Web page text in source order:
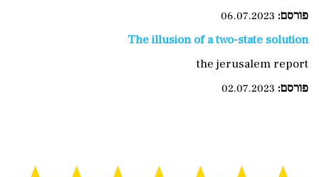
פורסם:
The illusion of a two-state solution
the jerusalem report
פורסם: